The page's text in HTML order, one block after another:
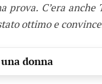
C’era anche
ottimo e
donna